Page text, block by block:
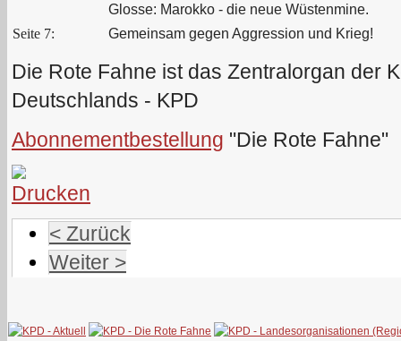
Glosse: Marokko - die neue Wüstenmine.
Seite 7:
Gemeinsam gegen Aggression und Krieg!
Die Rote Fahne ist das Zentralorgan der
Deutschlands - KPD
Abonnementbestellung "Die Rote Fahne"
< Zurück
Weiter >